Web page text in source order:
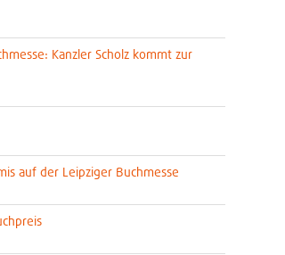
Kanzler Scholz kommt zur
auf der Leipziger Buchmesse